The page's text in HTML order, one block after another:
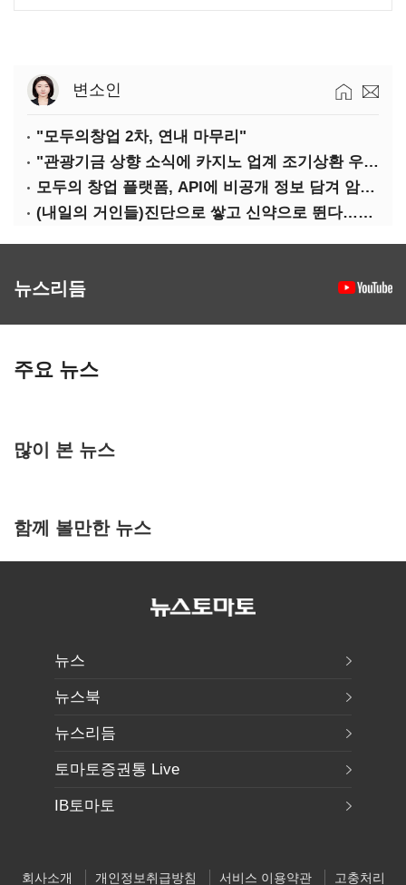
변소인
"모두의창업 2차, 연내 마무리"
"관광기금 상향 소식에 카지노 업계 조기상환 우려"
모두의 창업 플랫폼, API에 비공개 정보 담겨 암호키까지 새나갔다
(내일의 거인들)진단으로 쌓고 신약으로 뛴다…세니젠의 대전환
뉴스리듬
주요 뉴스
많이 본 뉴스
함께 볼만한 뉴스
뉴스
뉴스북
뉴스리듬
토마토증권통 Live
IB토마토
회사소개 개인정보취급방침 서비스 이용약관 고충처리